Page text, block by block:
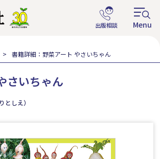
書籍詳細：野菜アート やさいちゃん
さいちゃん
としえ）